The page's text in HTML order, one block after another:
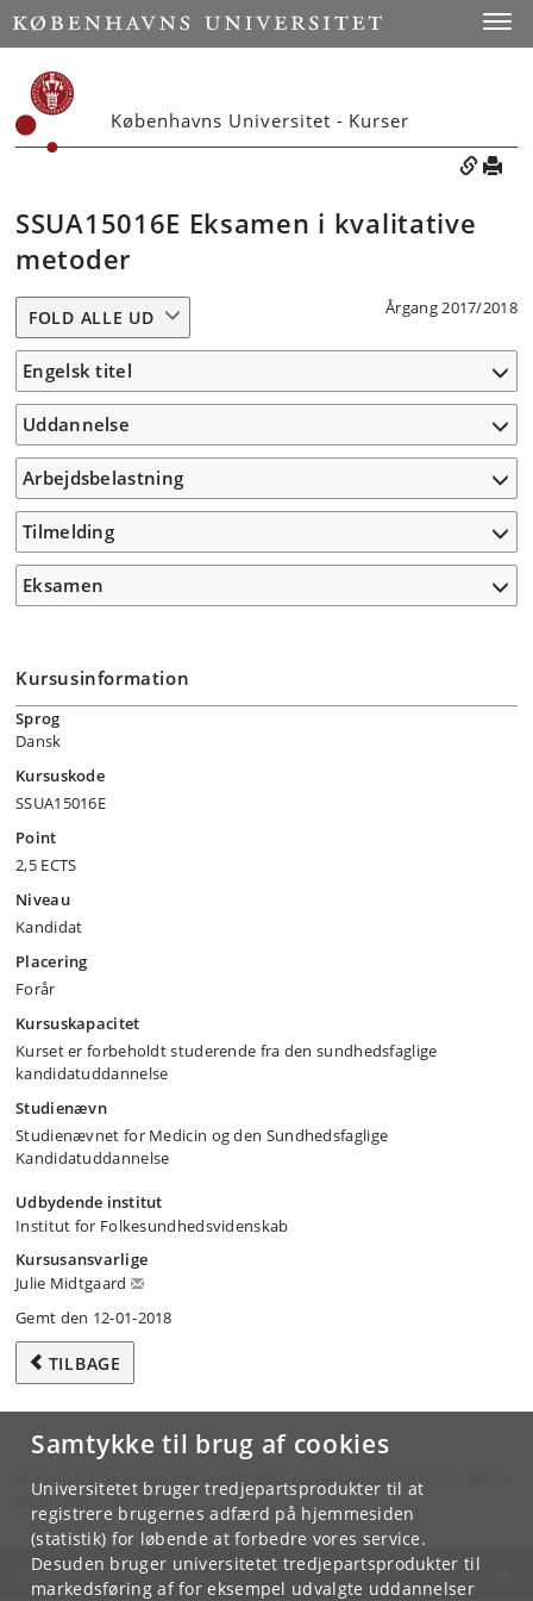
Samtykke til brug af cookies
Universitetet bruger tredjepartsprodukter til at
registrere brugernes adfærd på hjemmesiden
(statistik) for løbende at forbedre vores service.
Desuden bruger universitetet tredjepartsprodukter til
markedsføring af for eksempel udvalgte uddannelser
Københavns Universitet - Kurser
SSUA15016E Eksamen i kvalitative
metoder
Årgang 2017/2018
FOLD ALLE UD
Engelsk titel
Uddannelse
Arbejdsbelastning
Tilmelding
Eksamen
Kursusinformation
Sprog
Dansk
Kursuskode
SSUA15016E
Point
2,5 ECTS
Niveau
Kandidat
Placering
Forår
Kursuskapacitet
Kurset er forbeholdt studerende fra den sundhedsfaglige
kandidatuddannelse
Studienævn
Studienævnet for Medicin og den Sundhedsfaglige
Kandidatuddannelse
Udbydende institut
Institut for Folkesundhedsvidenskab
Kursusansvarlige
Julie Midtgaard
Gemt den 12-01-2018
TILBAGE
Hvis du har spørgsmål til kurset, skal du henvende dig til din lokale
studieadministration.
KØBENHAVNS UNIVERSITET